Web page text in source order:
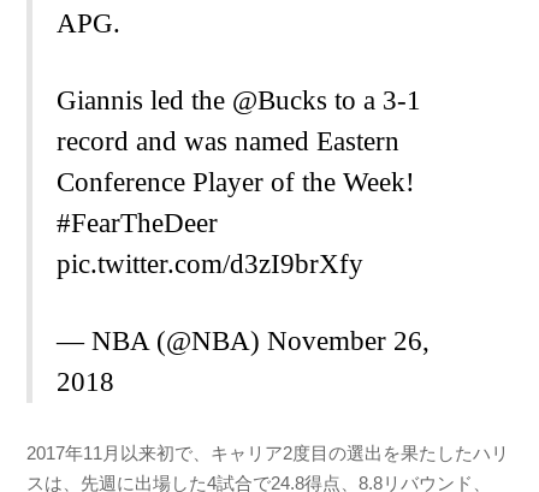
APG.
Giannis led the @Bucks to a 3-1
record and was named Eastern
Conference Player of the Week!
#FearTheDeer
pic.twitter.com/d3zI9brXfy
— NBA (@NBA) November 26,
2018
2017年11月以来初で、キャリア2度目の選出を果たしたハリ
スは、先週に出場した4試合で24.8得点、8.8リバウンド、